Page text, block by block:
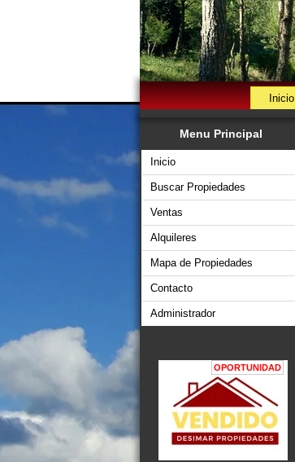
Inicio
Menu Principal
Inicio
Buscar Propiedades
Ventas
Alquileres
Mapa de Propiedades
Contacto
Administrador
OPORTUNIDAD